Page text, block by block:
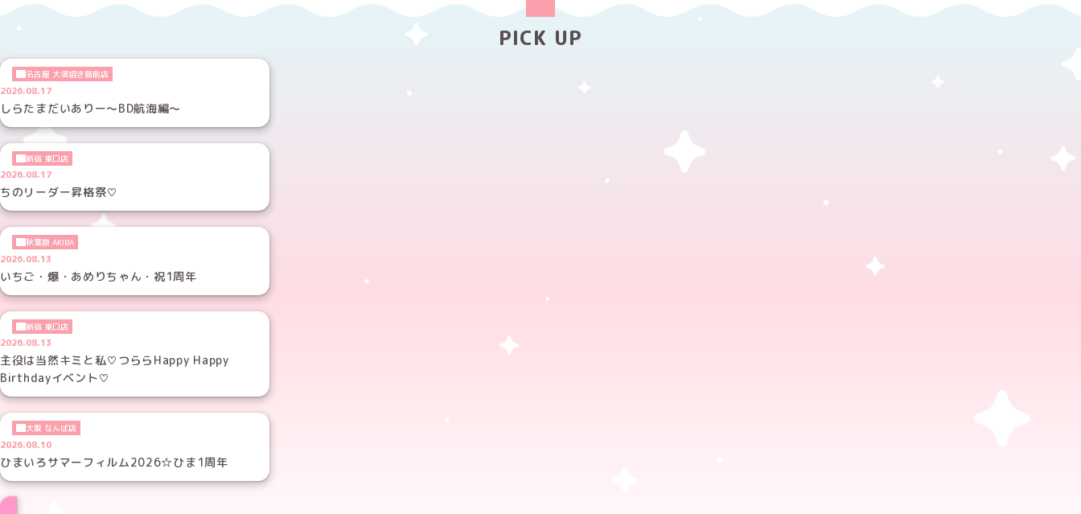
PICK UP
名古屋 大須招き猫前店
2026.08.17
しらたまだいありー～BD航海編～
新宿 東口店
2026.08.17
ちのリーダー昇格祭♡
秋葉原 AKIBA
2026.08.13
いちご・爆・あめりちゃん・祝1周年
新宿 東口店
2026.08.13
主役は当然キミと私♡つららHappy Happy
Birthdayイベント♡
大阪 なんば店
2026.08.10
ひまいろサマーフィルム2026☆ひま1周年